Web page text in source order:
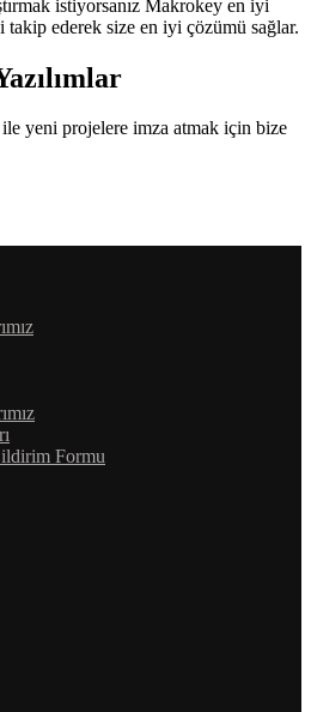
istiyorsanız Makrokey en iyi
takip ederek size en iyi çözümü sağlar.
yeni projelere imza atmak için bize
Formu